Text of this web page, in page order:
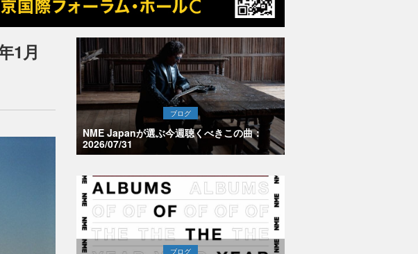
1月
ブログ
NME Japanが選ぶ今週聴くべきこの曲：
2026/07/31
ブログ